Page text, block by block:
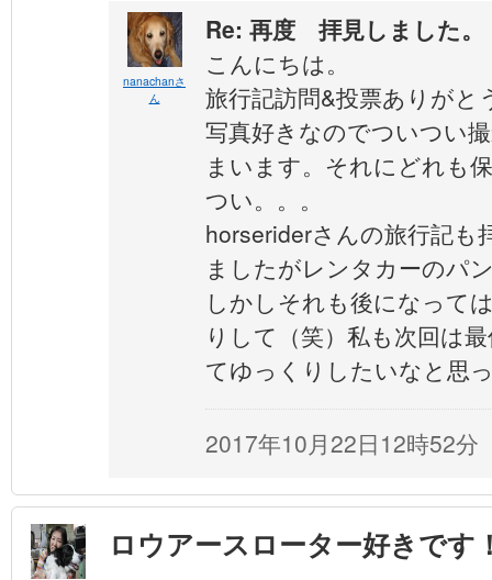
nanachanさ
ん
Re: 再度 拝見しました。
こんにちは。
旅行記訪問&投票ありがと
写真好きなのでついつい
まいます。それにどれも
つい。。。
horseriderさんの旅行記も
ましたがレンタカーのパ
しかしそれも後になって
りして（笑）私も次回は
てゆっくりしたいなと思
2017年10月22日12時52分
ロウアースローター好きです